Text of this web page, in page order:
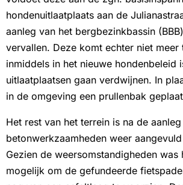
hondenuitlaatplaats aan de
aanleg van het bergbezinkbassin
vervallen. Deze komt echter niet meer
inmiddels in het nieuwe hondenbeleid
uitlaatplaatsen gaan verdwijnen. In
in de omgeving een prullenbak
Het rest van het terrein is na de
betonwerkzaamheden weer
Gezien de weersomstandigheden was
mogelijk om de gefundeerde